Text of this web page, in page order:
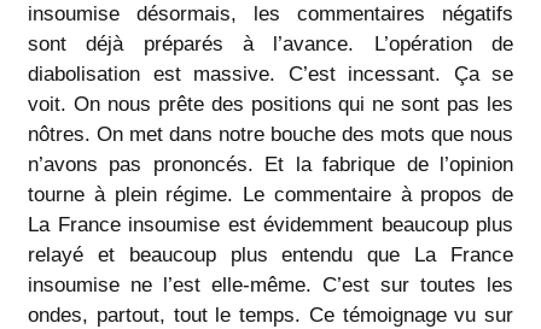
insoumise désormais, les commentaires négatifs
sont déjà préparés à l’avance. L’opération de
diabolisation est massive. C’est incessant. Ça se
voit. On nous prête des positions qui ne sont pas les
nôtres. On met dans notre bouche des mots que nous
n’avons pas prononcés. Et la fabrique de l’opinion
tourne à plein régime. Le commentaire à propos de
La France insoumise est évidemment beaucoup plus
relayé et beaucoup plus entendu que La France
insoumise ne l’est elle-même. C’est sur toutes les
ondes, partout, tout le temps. Ce témoignage vu sur